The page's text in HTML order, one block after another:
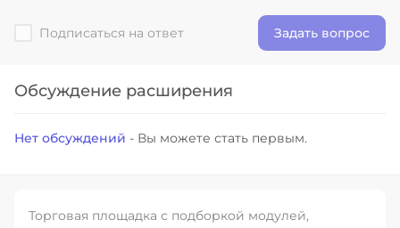
Подписаться на ответ Задать вопрос
Обсуждение расширения
Нет обсуждений - Вы можете стать первым.
Торговая площадка с подборкой модулей,